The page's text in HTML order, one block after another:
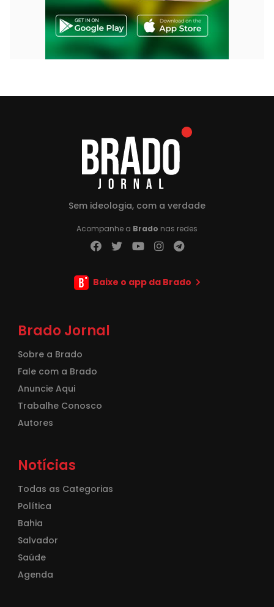
Sem ideologia, com a verdade
Acompanhe a Brado nas redes
Baixe o app da Brado
Brado Jornal
Sobre a Brado
Fale com a Brado
Anuncie Aqui
Trabalhe Conosco
Autores
Notícias
Todas as Categorias
Política
Bahia
Salvador
Saúde
Agenda